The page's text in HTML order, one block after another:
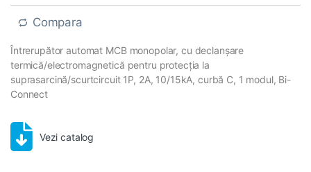
Compara
Întrerupător automat MCB monopolar, cu declanșare
termică/electromagnetică pentru protecția la
suprasarcină/scurtcircuit 1P, 2A, 10/15kA, curbă C, 1 modul, Bi-
Connect
Vezi catalog